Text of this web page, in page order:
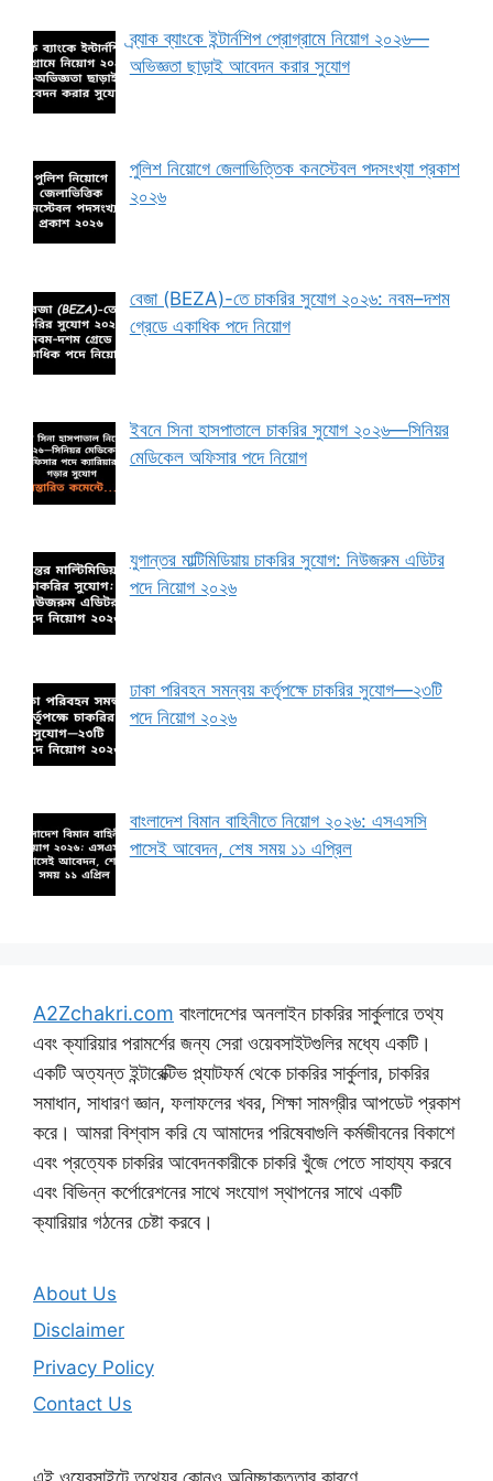
ব্র্যাক ব্যাংকে ইন্টার্নশিপ প্রোগ্রামে নিয়োগ ২০২৬—
অভিজ্ঞতা ছাড়াই আবেদন করার সুযোগ
পুলিশ নিয়োগে জেলাভিত্তিক কনস্টেবল পদসংখ্যা প্রকাশ
২০২৬
বেজা (BEZA)-তে চাকরির সুযোগ ২০২৬: নবম–দশম
গ্রেডে একাধিক পদে নিয়োগ
ইবনে সিনা হাসপাতালে চাকরির সুযোগ ২০২৬—সিনিয়র
মেডিকেল অফিসার পদে নিয়োগ
যুগান্তর মাল্টিমিডিয়ায় চাকরির সুযোগ: নিউজরুম এডিটর
পদে নিয়োগ ২০২৬
ঢাকা পরিবহন সমন্বয় কর্তৃপক্ষে চাকরির সুযোগ—২৩টি
পদে নিয়োগ ২০২৬
বাংলাদেশ বিমান বাহিনীতে নিয়োগ ২০২৬: এসএসসি
পাসেই আবেদন, শেষ সময় ১১ এপ্রিল
A2Zchakri.com বাংলাদেশের অনলাইন চাকরির সার্কুলারে তথ্য
এবং ক্যারিয়ার পরামর্শের জন্য সেরা ওয়েবসাইটগুলির মধ্যে একটি।
একটি অত্যন্ত ইন্টারেক্টিভ প্ল্যাটফর্ম থেকে চাকরির সার্কুলার, চাকরির
সমাধান, সাধারণ জ্ঞান, ফলাফলের খবর, শিক্ষা সামগ্রীর আপডেট প্রকাশ
করে। আমরা বিশ্বাস করি যে আমাদের পরিষেবাগুলি কর্মজীবনের বিকাশে
এবং প্রত্যেক চাকরির আবেদনকারীকে চাকরি খুঁজে পেতে সাহায্য করবে
এবং বিভিন্ন কর্পোরেশনের সাথে সংযোগ স্থাপনের সাথে একটি
ক্যারিয়ার গঠনের চেষ্টা করবে।
About Us
Disclaimer
Privacy Policy
Contact Us